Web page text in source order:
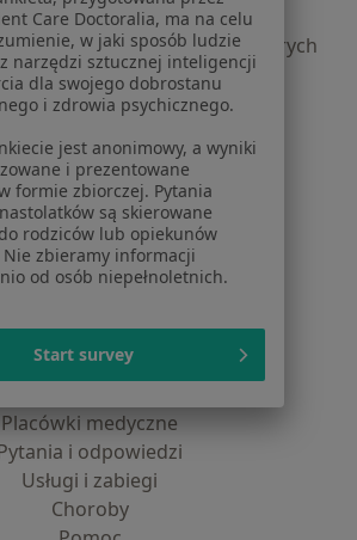
profesjonalistów
dla profesjonalistów, których
samodzielnie
Polityka cookies
Dostępność
O nas
Praca Rekrutujemy!
Partnerzy
Centrum prasowe
Dla pacjentów
Placówki medyczne
i odpowiedzi
Usługi i zabiegi
Choroby
Care Doctoralia, ma na celu
w jaki sposób ludzie
narzędzi sztucznej inteligencji
dla swojego dobrostanu
i zdrowia psychicznego.
jest anonimowy, a wyniki
i prezentowane
formie zbiorczej. Pytania
są skierowane
rodziców lub opiekunów
zbieramy informacji
od osób niepełnoletnich.
Start survey